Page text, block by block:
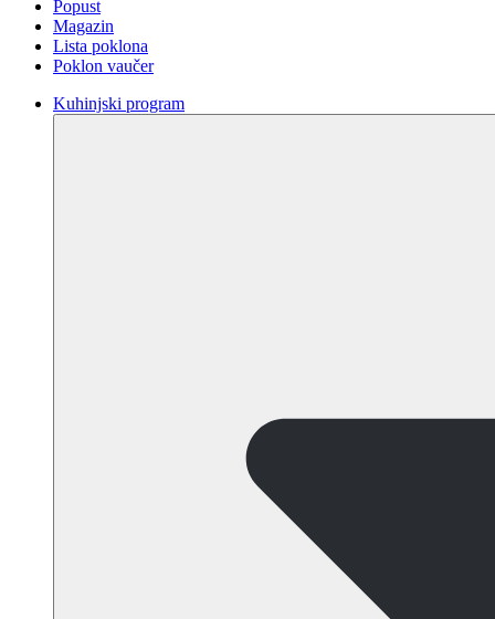
Popust
Magazin
Lista poklona
Poklon vaučer
Kuhinjski program